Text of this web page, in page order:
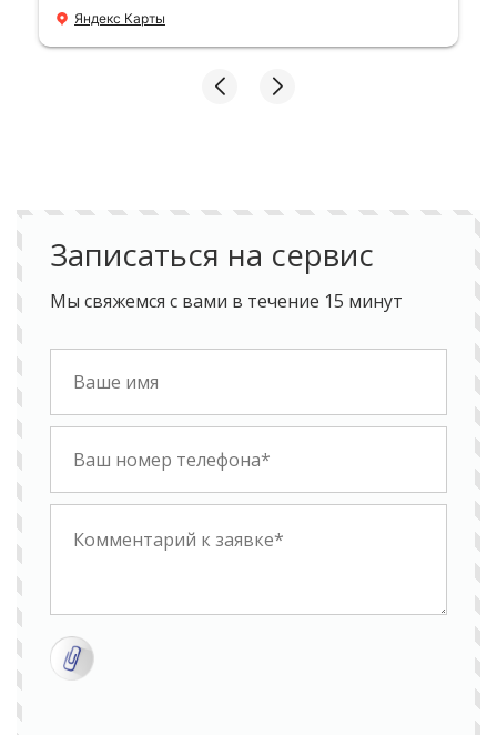
Яндекс Карты
Записаться на сервис
Мы свяжемся с вами в течение 15 минут